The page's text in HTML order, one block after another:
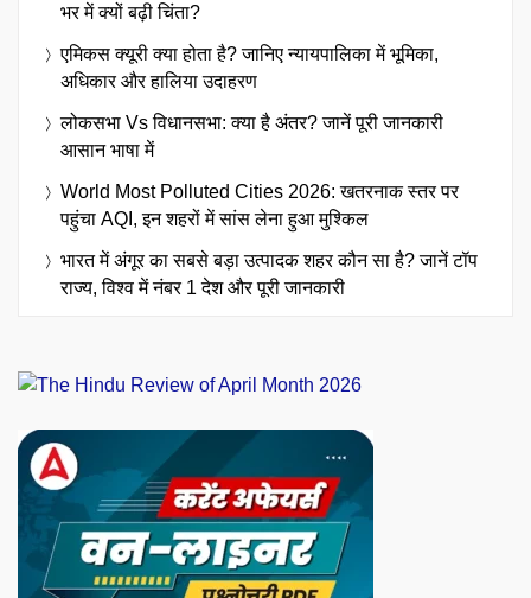
भर में क्यों बढ़ी चिंता?
एमिकस क्यूरी क्या होता है? जानिए न्यायपालिका में भूमिका,
अधिकार और हालिया उदाहरण
लोकसभा Vs विधानसभा: क्या है अंतर? जानें पूरी जानकारी
आसान भाषा में
World Most Polluted Cities 2026: खतरनाक स्तर पर
पहुंचा AQI, इन शहरों में सांस लेना हुआ मुश्किल
भारत में अंगूर का सबसे बड़ा उत्पादक शहर कौन सा है? जानें टॉप
राज्य, विश्व में नंबर 1 देश और पूरी जानकारी